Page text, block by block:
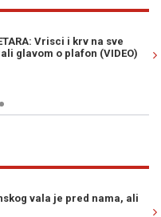
HILJADU MUDRACA":
odgovorila na
U BiH se nalaze dvije grupe